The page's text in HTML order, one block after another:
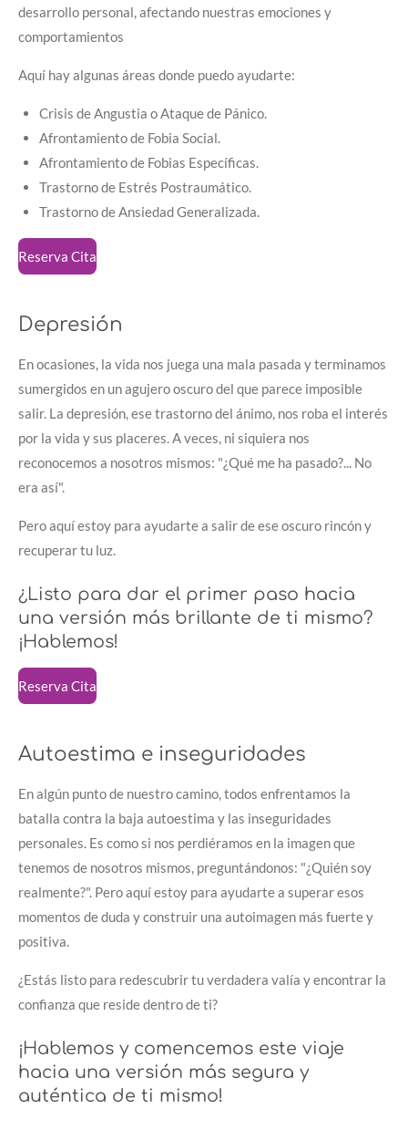
desarrollo personal, afectando nuestras emociones y
comportamientos
Aquí hay algunas áreas donde puedo ayudarte:
Crisis de Angustia o Ataque de Pánico.
Afrontamiento de Fobia Social.
Afrontamiento de Fobias Específicas.
Trastorno de Estrés Postraumático.
Trastorno de Ansiedad Generalizada.
Reserva Cita
Depresión
En ocasiones, la vida nos juega una mala pasada y terminamos
sumergidos en un agujero oscuro del que parece imposible
salir. La depresión, ese trastorno del ánimo, nos roba el interés
por la vida y sus placeres. A veces, ni siquiera nos
reconocemos a nosotros mismos: "¿Qué me ha pasado?... No
era así".
Pero aquí estoy para ayudarte a salir de ese oscuro rincón y
recuperar tu luz.
¿Listo para dar el primer paso hacia
una versión más brillante de ti mismo?
¡Hablemos!
Reserva Cita
Autoestima e inseguridades
En algún punto de nuestro camino, todos enfrentamos la
batalla contra la baja autoestima y las inseguridades
personales. Es como si nos perdiéramos en la imagen que
tenemos de nosotros mismos, preguntándonos: "¿Quién soy
realmente?". Pero aquí estoy para ayudarte a superar esos
momentos de duda y construir una autoimagen más fuerte y
positiva.
¿Estás listo para redescubrir tu verdadera valía y encontrar la
confianza que reside dentro de ti?
¡Hablemos y comencemos este viaje
hacia una versión más segura y
auténtica de ti mismo!